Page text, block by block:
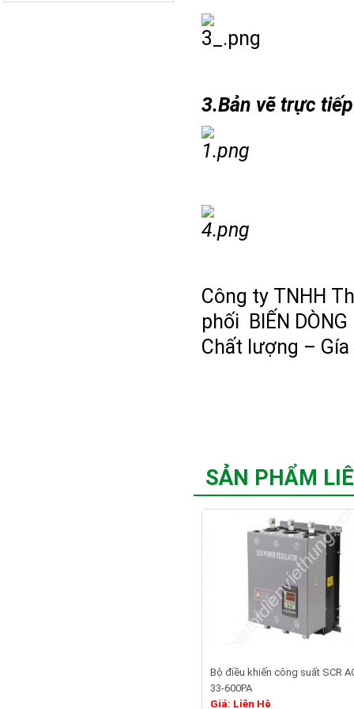
3.Bản vẽ trực
Công ty TNHH
phối BIẾN
Chất lượng –
SẢN PHẨM
Bộ điều khiến công suất SCR
33-600PA
Giá: Liên Hệ